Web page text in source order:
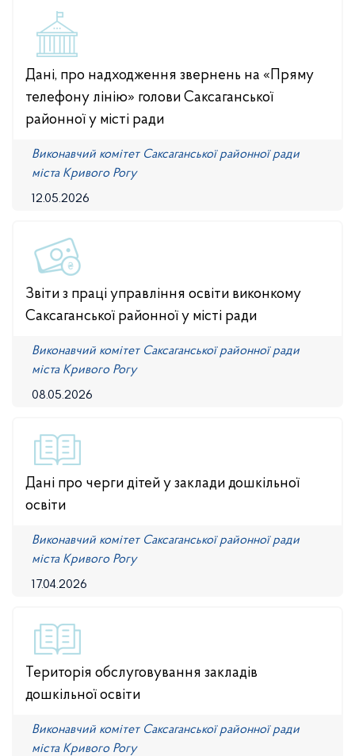
Дані, про надходження звернень на «Пряму
телефону лінію» голови Саксаганської
районної у місті ради
12.05.2026
Виконавчий комітет Саксаганської районної ради
міста Кривого Рогу
Звіти з праці управління освіти виконкому
Саксаганської районної у місті ради
08.05.2026
Виконавчий комітет Саксаганської районної ради
міста Кривого Рогу
Дані про черги дітей у заклади дошкільної
освіти
17.04.2026
Виконавчий комітет Саксаганської районної ради
міста Кривого Рогу
Територія обслуговування закладів
дошкільної освіти
Виконавчий комітет Саксаганської районної ради
міста Кривого Рогу